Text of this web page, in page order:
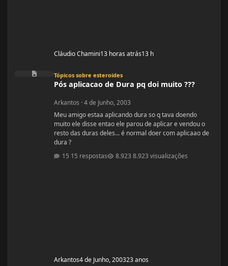
Cláudio Chamini13 horas atrás13 h
Pós aplicacao de Dura pq doi muito ???
Tópicos sobre esteroides
Pós aplicacao de Dura pq doi muito ???
Arkantos ·4 de Junho, 2003
Meu amigo estaa aplicando dura so q tava doendo
muito ele disse entao ele parou de aplicar e vendou o
resto das duras deles... é normal doer com aplicaao de
dura ?
15 respostas
8.923 visualizações
Arkantos4 de Junho, 200323 anos